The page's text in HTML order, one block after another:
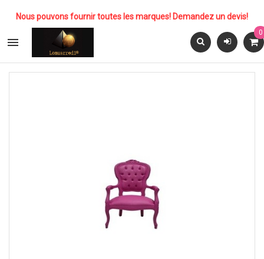
Nous pouvons fournir toutes les marques! Demandez un devis!

0